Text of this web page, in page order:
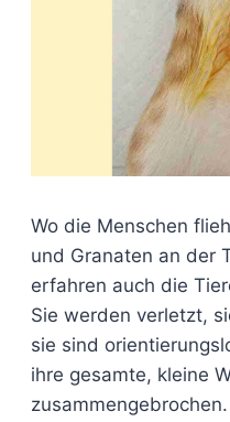
Wo die Menschen
und Granaten an der
erfahren auch die
Sie werden verletzt,
sie sind
ihre gesamte, kleine